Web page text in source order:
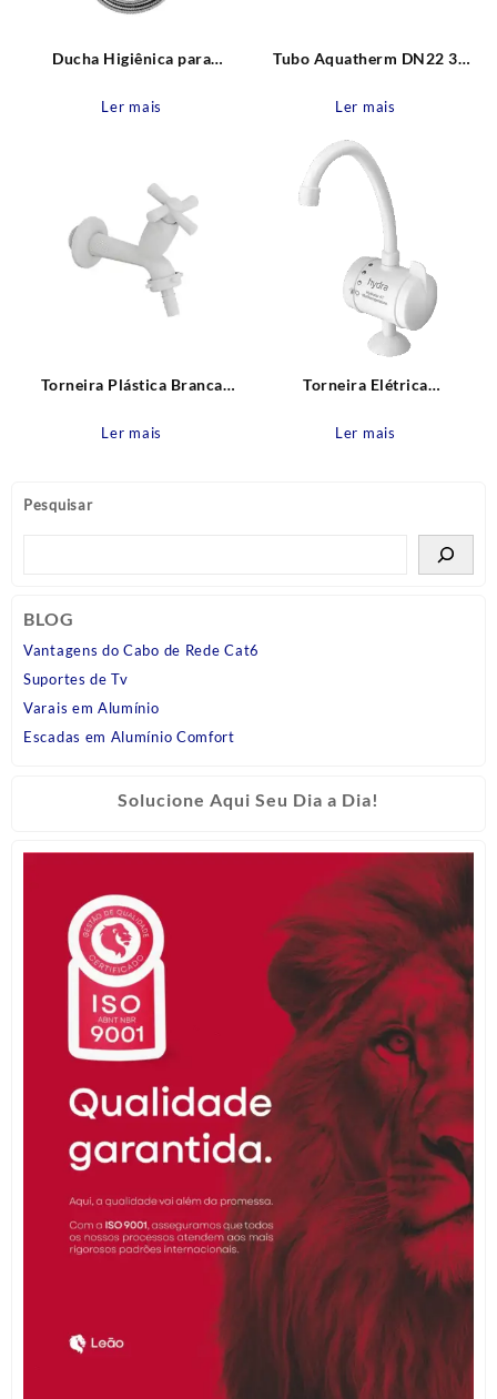
Pesquisar
BLOG
Vantagens do Cabo de Rede Cat6
Suportes de Tv
Varais em Alumínio
Escadas em Alumínio Comfort
Solucione Aqui Seu Dia a Dia!
Ducha Higiênica para
Blukit
Ler mais
Tubo Aquatherm DN22 3
Ler mais
Torneira Plástica Branca
bico para Mangueira Cross
Ler mais
Torneira Elétrica
Mesa / Bancada Hydralar
Ler mais